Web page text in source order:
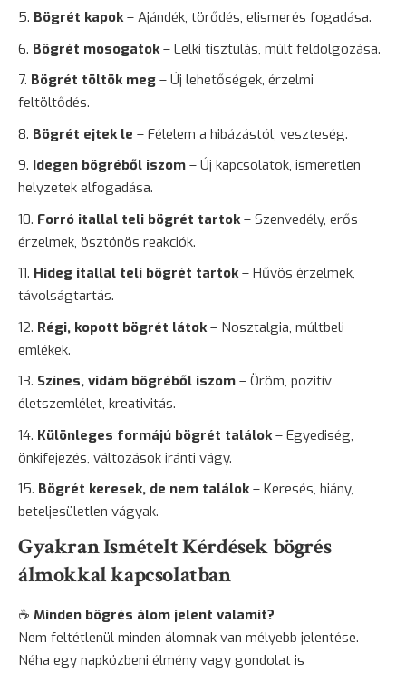
Bögrét kapok– Ajándék, törődés, elismerés fogadása.
Bögrét mosogatok– Lelki tisztulás, múlt feldolgozása.
Bögrét töltök meg – Új lehetőségek, érzelmi
feltöltődés.
Bögrét ejtek le – Félelem a hibázástól, veszteség.
Idegen bögréből iszom – Új kapcsolatok, ismeretlen
helyzetek elfogadása.
Forró itallal teli bögrét tartok– Szenvedély, erős
érzelmek, ösztönös reakciók.
Hideg itallal teli bögrét tartok– Hűvös érzelmek,
távolságtartás.
Régi, kopott bögrét látok– Nosztalgia, múltbeli
emlékek.
Színes, vidám bögréből iszom – Öröm, pozitív
életszemlélet, kreativitás.
Különleges formájú bögrét találok– Egyediség,
önkifejezés, változások iránti vágy.
Bögrét keresek, de nem találok– Keresés, hiány,
beteljesületlen vágyak.
Gyakran Ismételt Kérdések bögrés
álmokkal kapcsolatban
☕ Minden bögrés álom jelent valamit?
Nem feltétlenül minden álomnak van mélyebb jelentése.
Néha egy napközbeni élmény vagy gondolat is